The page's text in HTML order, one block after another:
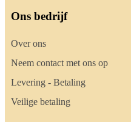
Ons bedrijf
Over ons
Neem contact met ons op
Levering - Betaling
Veilige betaling